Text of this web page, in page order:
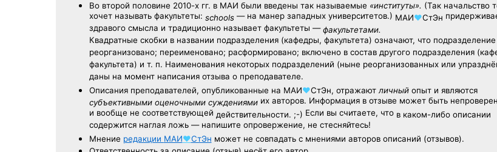
Во второй половине 2010-х гг. в МАИ были введены так называемые «институты». (Так начальство
хочет называть факультеты: schools— на манер западных университетов.) МАИ♥СтЭн
здравого смысла и традиционно называет факультеты —факультетами.
Квадратные скобки в названии подразделения (кафедры, факультета) означают, что
реорганизовано; переименовано; расформировано; включено в состав другого подразделения
факультета) и т. п. Наименования некоторых подразделений (ныне реорганизованных или
даны на момент написания отзыва о преподавателе.
Описания преподавателей, опубликованные на МАИ♥СтЭн, отражают личныйопыт и являются
субъективными оценочными суждениямиих авторов. Информация в отзыве может быть
и вообще не соответствующей действительности. ;-) Если вы считаете, что в каком-либо описании
содержится наглая ложь — напишите опровержение, не стесняйтесь!
Мнение редакции МАИ♥СтЭн может не совпадать с мнениями авторов описаний (отзывов).